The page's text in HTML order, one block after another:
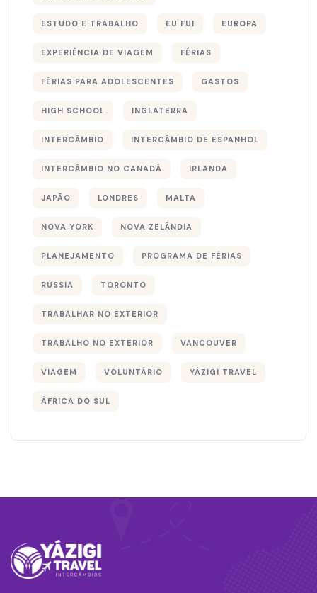
ESTUDO E TRABALHO EU FUI EUROPA
EXPERIÊNCIA DE VIAGEM FÉRIAS
FÉRIAS PARA ADOLESCENTES GASTOS
HIGH SCHOOL INGLATERRA
INTERCÂMBIO INTERCÂMBIO DE ESPANHOL
INTERCÂMBIO NO CANADÁ IRLANDA
JAPÃO LONDRES MALTA
NOVA YORK NOVA ZELÂNDIA
PLANEJAMENTO PROGRAMA DE FÉRIAS
RÚSSIA TORONTO
TRABALHAR NO EXTERIOR
TRABALHO NO EXTERIOR VANCOUVER
VIAGEM VOLUNTÁRIO YÁZIGI TRAVEL
ÁFRICA DO SUL